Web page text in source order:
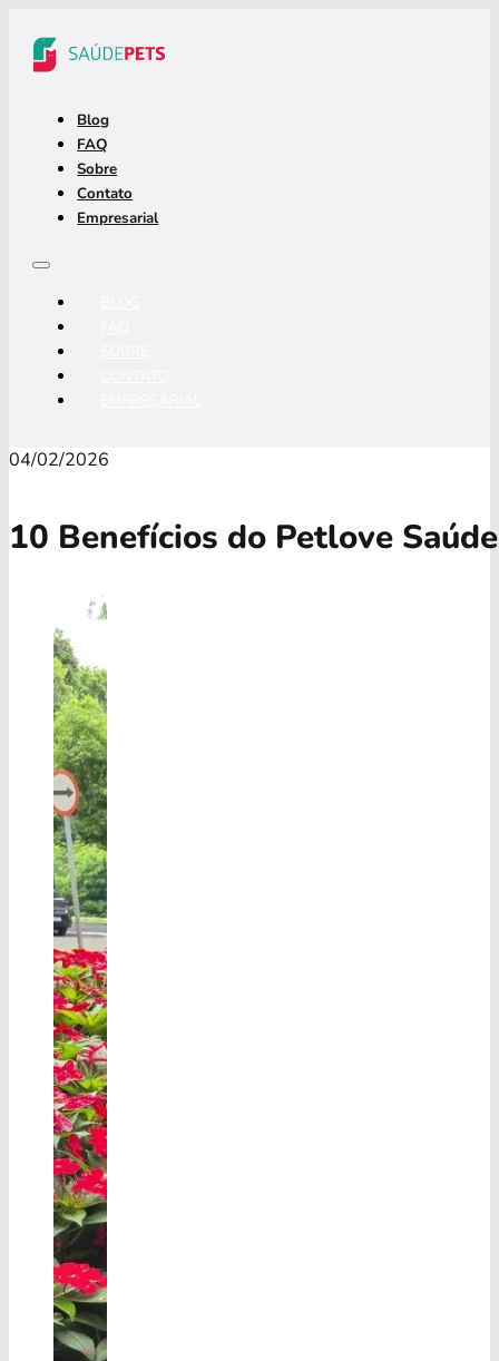
Blog
FAQ
Sobre
Contato
Empresarial
04/02/2026
10 Benefícios do Petlove